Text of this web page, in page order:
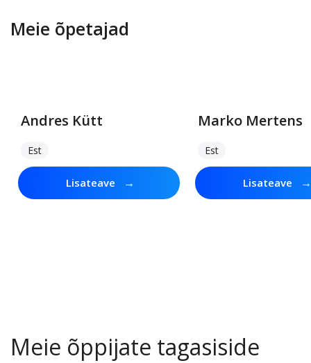
Meie õpetajad
Andres Kütt
Est
Lisateave →
Marko Mertens
Est
Lisateave →
Meie õppijate tagasiside